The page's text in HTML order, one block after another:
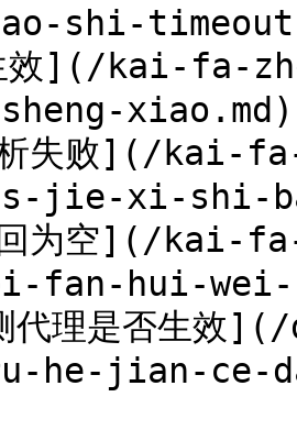
shi-
](/kai-fa-
xiao.md)
失败](/kai-
jie-xi-shi-
为空](/kai-
fan-hui-wei-
代理是否生
he-jian-